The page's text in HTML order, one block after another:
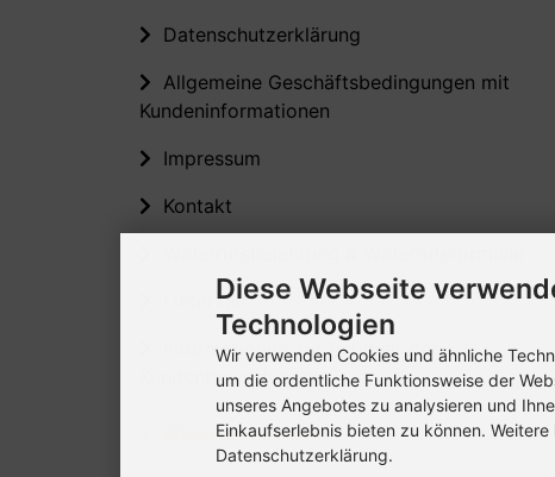
Datenschutzerklärung
Allgemeine Geschäftsbedingungen mit
Kundeninformationen
Impressum
Kontakt
Lieferzeit
Informationen zur Echtheit der
Kundenbewertungen
Widerruf erklären
Diese Webseite
Technologien
Wir verwenden Cookies und ähnliche
um die ordentliche Funktionsweise der
unseres Angebotes zu analysieren und
Einkaufserlebnis bieten zu können.
Datenschutzerklärung.